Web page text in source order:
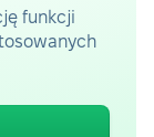
funkcji